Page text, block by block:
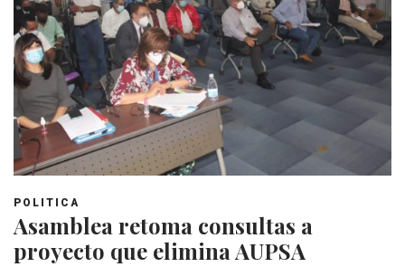
POLITICA
Asamblea retoma consultas a
proyecto que elimina AUPSA